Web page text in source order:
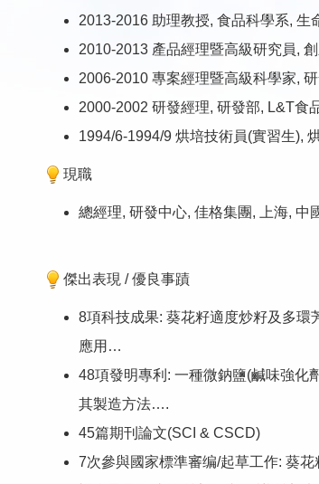
2013-2016 助理教授, 食品科學系, 生
2010-2013 產品經理暨高級研究員,
2006-2010 專案經理暨高級科學家,
2000-2002 研發經理, 研發部, L&T食
1994/6-1994/9 烘培技術員(實習生),
現職
總經理, 研發中心, 佳格集團, 上海, 中
傑出表現 / 優良事蹟
8項科技成果: 葵花籽適度炒籽及多
應用…
48項發明專利: 一種微鈉鹽(鹹味強化
其製造方法….
45篇期刊論文(SCI & CSCD)
7次參與國家標準審编/起草工作: 葵